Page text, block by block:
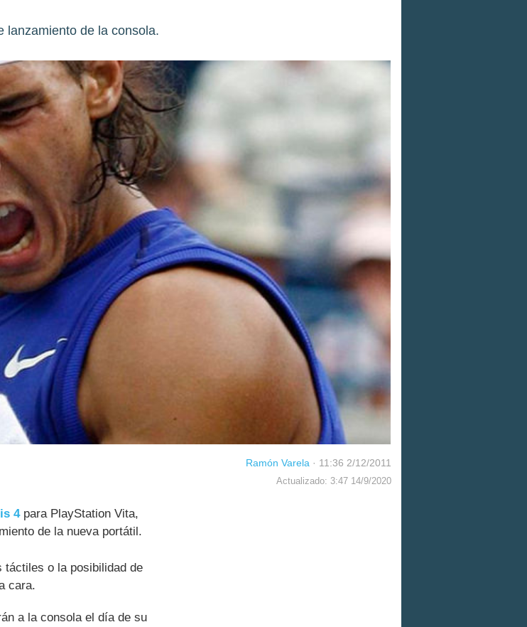
lanzamiento de la consola.
Ramón Varela · 11:36 2/12/2011
Actualizado: 3:47 14/9/2020
4para PlayStation Vita,
de la nueva portátil.
táctiles o la posibilidad de
cara.
a la consola el día de su